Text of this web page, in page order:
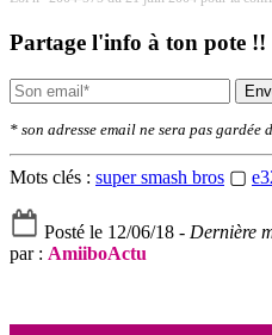
Partage l'info à ton pote !!
* son adresse email ne sera pas gardée
Mots clés : super smash bros ▢
Posté le 12/06/18 - Dernière
par : AmiiboActu